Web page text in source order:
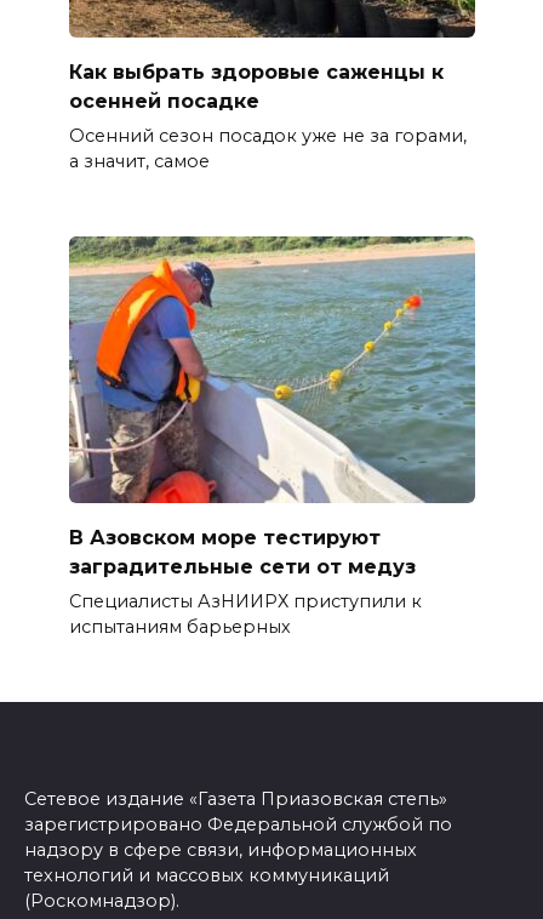
Как выбрать здоровые саженцы к
осенней посадке
Осенний сезон посадок уже не за горами,
а значит, самое
В Азовском море тестируют
заградительные сети от медуз
Специалисты АзНИИРХ приступили к
испытаниям барьерных
Сетевое издание «Газета Приазовская степь»
зарегистрировано Федеральной службой по
надзору в сфере связи, информационных
технологий и массовых коммуникаций
(Роскомнадзор).